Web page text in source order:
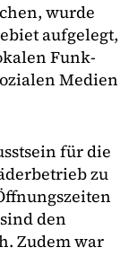
wurde
aufgelegt,
Funk-
Medien
für die
zu
den
Zudem war